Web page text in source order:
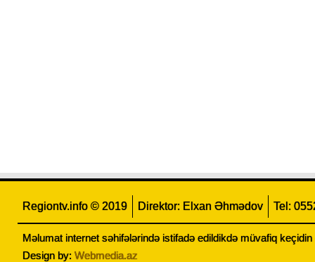
Regiontv.info © 2019 Direktor: Elxan Əhmədov Tel:
Məlumat internet səhifələrində istifadə edildikdə müvafiq keçidin
Design by: Webmedia.az